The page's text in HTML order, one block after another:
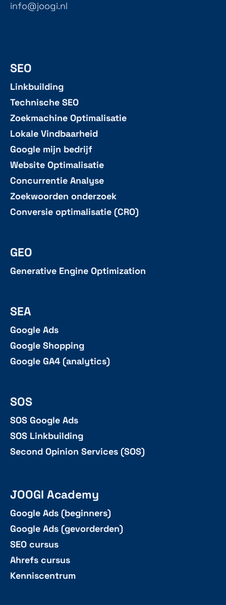
info@joogi.nl
SEO
Linkbuilding
Technische SEO
Zoekmachine Optimalisatie
Lokale Vindbaarheid
Google mijn bedrijf
Website Optimalisatie
Concurrentie Analyse
Zoekwoorden onderzoek
Conversie optimalisatie (CRO)
GEO
Generative Engine Optimization
SEA
Google Ads
Google Shopping
Google GA4 (analytics)
SOS
SOS Google Ads
SOS Linkbuilding
Second Opinion Services (SOS)
JOOGI Academy
Google Ads (beginners)
Google Ads (gevorderden)
SEO cursus
Ahrefs cursus
Kenniscentrum